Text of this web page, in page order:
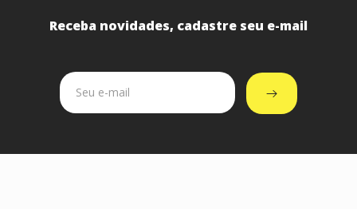
Receba novidades, cadastre seu e-mail